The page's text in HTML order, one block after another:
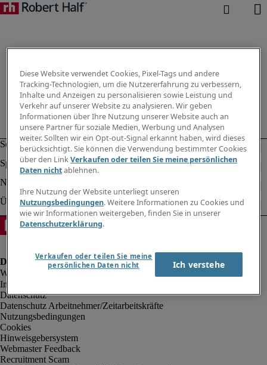
Impressum
Datenschutz
Datenschutz Arbeitnehmer/Zeitarbeitskräfte
Nutzungsbedingungen
Cookies
Hinweisgebersystem
Webmaster Feedback
Recruitment Scam
Diese Website verwendet Cookies, Pixel-Tags und andere
Tracking-Technologien, um die Nutzererfahrung zu verbessern,
Inhalte und Anzeigen zu personalisieren sowie Leistung und
Verkehr auf unserer Website zu analysieren. Wir geben
Informationen über Ihre Nutzung unserer Website auch an
unsere Partner für soziale Medien, Werbung und Analysen
weiter. Sollten wir ein Opt-out-Signal erkannt haben, wird dieses
berücksichtigt. Sie können die Verwendung bestimmter Cookies
über den LinkVerkaufen oder teilen Sie meine persönlichen
Daten nichtablehnen.
Ihre Nutzung der Website unterliegt unseren
Nutzungsbedingungen. Weitere Informationen zu Cookies und
wie wir Informationen weitergeben, finden Sie in unserer
Datenschutzerklärung.
Verkaufen oder teilen Sie meine
persönlichen Daten nicht
Ich verstehe